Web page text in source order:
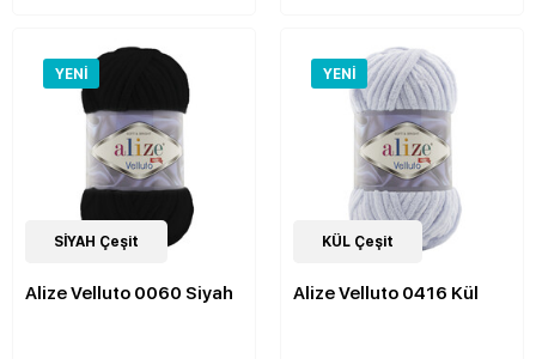
YENI
52Çeşit
SİYAH Çeşit
Alize Velluto 0060 Siyah
YENI
52Çeşit
KÜL Çeşit
Alize Velluto 0416 Kül